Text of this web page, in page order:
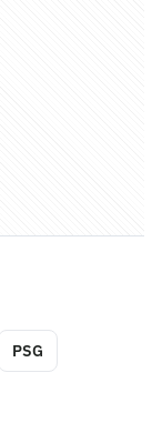
PSG